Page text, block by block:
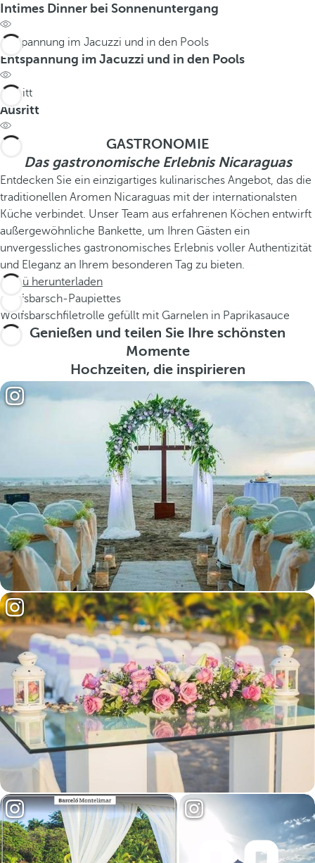
Intimes Dinner bei Sonnenuntergang
Entspannung im Jacuzzi und in den Pools
Entspannung im Jacuzzi und in den Pools
Ausritt
Ausritt
GASTRONOMIE
Das gastronomische Erlebnis Nicaraguas
Entdecken Sie ein einzigartiges kulinarisches Angebot, das die
traditionellen Aromen Nicaraguas mit der internationalsten
Küche verbindet. Unser Team aus erfahrenen Köchen entwirft
außergewöhnliche Bankette, um Ihren Gästen ein
unvergessliches gastronomisches Erlebnis voller Authentizität
und Eleganz an Ihrem besonderen Tag zu bieten.
Menü herunterladen
Wolfsbarsch-Paupiettes
Wolfsbarschfiletrolle gefüllt mit Garnelen in Paprikasauce
Genießen und teilen Sie Ihre schönsten
Momente
Hochzeiten, die inspirieren